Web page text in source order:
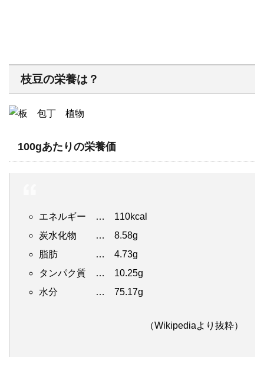
枝豆の栄養は？
100gあたりの栄養価
エネルギー … 110kcal
炭水化物 … 8.58g
脂肪 … 4.73g
タンパク質 … 10.25g
水分 … 75.17g
（Wikipediaより抜粋）